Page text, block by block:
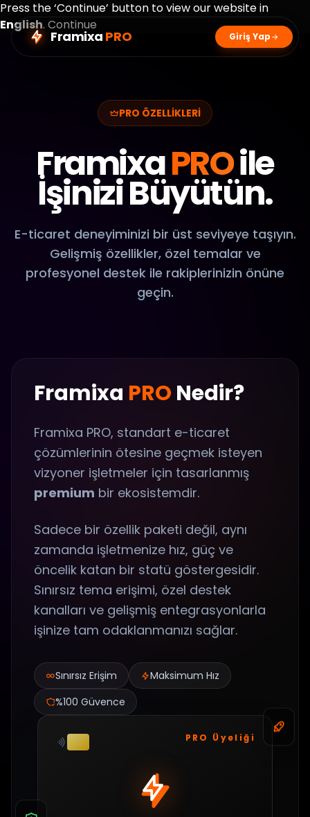
Press the ‘Continue’ button to view our website in
English. Continue
Framixa PRO Giriş Yap
PRO ÖZELLİKLERİ
FramixaPROile
İşinizi Büyütün.
E-ticaret deneyiminizi bir üst seviyeye taşıyın.
Gelişmiş özellikler, özel temalar ve
profesyonel destek ile rakiplerinizin önüne
geçin.
Framixa PRO Nedir?
Framixa PRO, standart e-ticaret
çözümlerinin ötesine geçmek isteyen
vizyoner işletmeler için tasarlanmış
premium bir ekosistemdir.
Sadece bir özellik paketi değil, aynı
zamanda işletmenize hız, güç ve
öncelik katan bir statü göstergesidir.
Sınırsız tema erişimi, özel destek
kanalları ve gelişmiş entegrasyonlarla
işinize tam odaklanmanızı sağlar.
Sınırsız Erişim
Maksimum Hız
%100 Güvence
PRO Üyeliği